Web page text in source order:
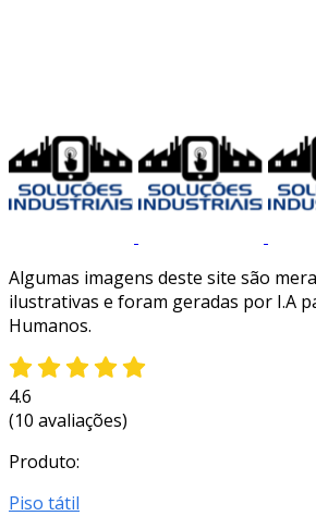
Algumas imagens deste site são
ilustrativas e foram geradas por I.A
Humanos.
4.6
(10 avaliações)
Produto:
Piso tátil